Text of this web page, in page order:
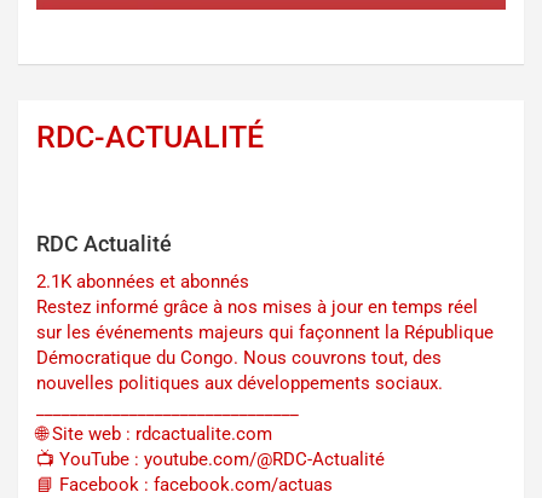
RDC-ACTUALITÉ
RDC Actualité
2.1K abonnées et abonnés
Restez informé grâce à nos mises à jour en temps réel
sur les événements majeurs qui façonnent la République
Démocratique du Congo. Nous couvrons tout, des
nouvelles politiques aux développements sociaux.
🌐 Site web : rdcactualite.com
📺 YouTube : youtube.com/@RDC-Actualité
📘 Facebook : facebook.com/actuas